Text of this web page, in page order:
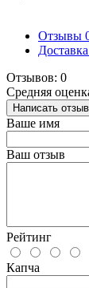
Отзывы
Отзывов: 0
Средняя
Написать отзыв
Ваше имя
Ваш отзыв
Рейтинг
Капча